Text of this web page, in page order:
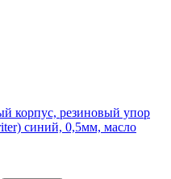
корпус, резиновый упор
синий, 0,5мм, масло